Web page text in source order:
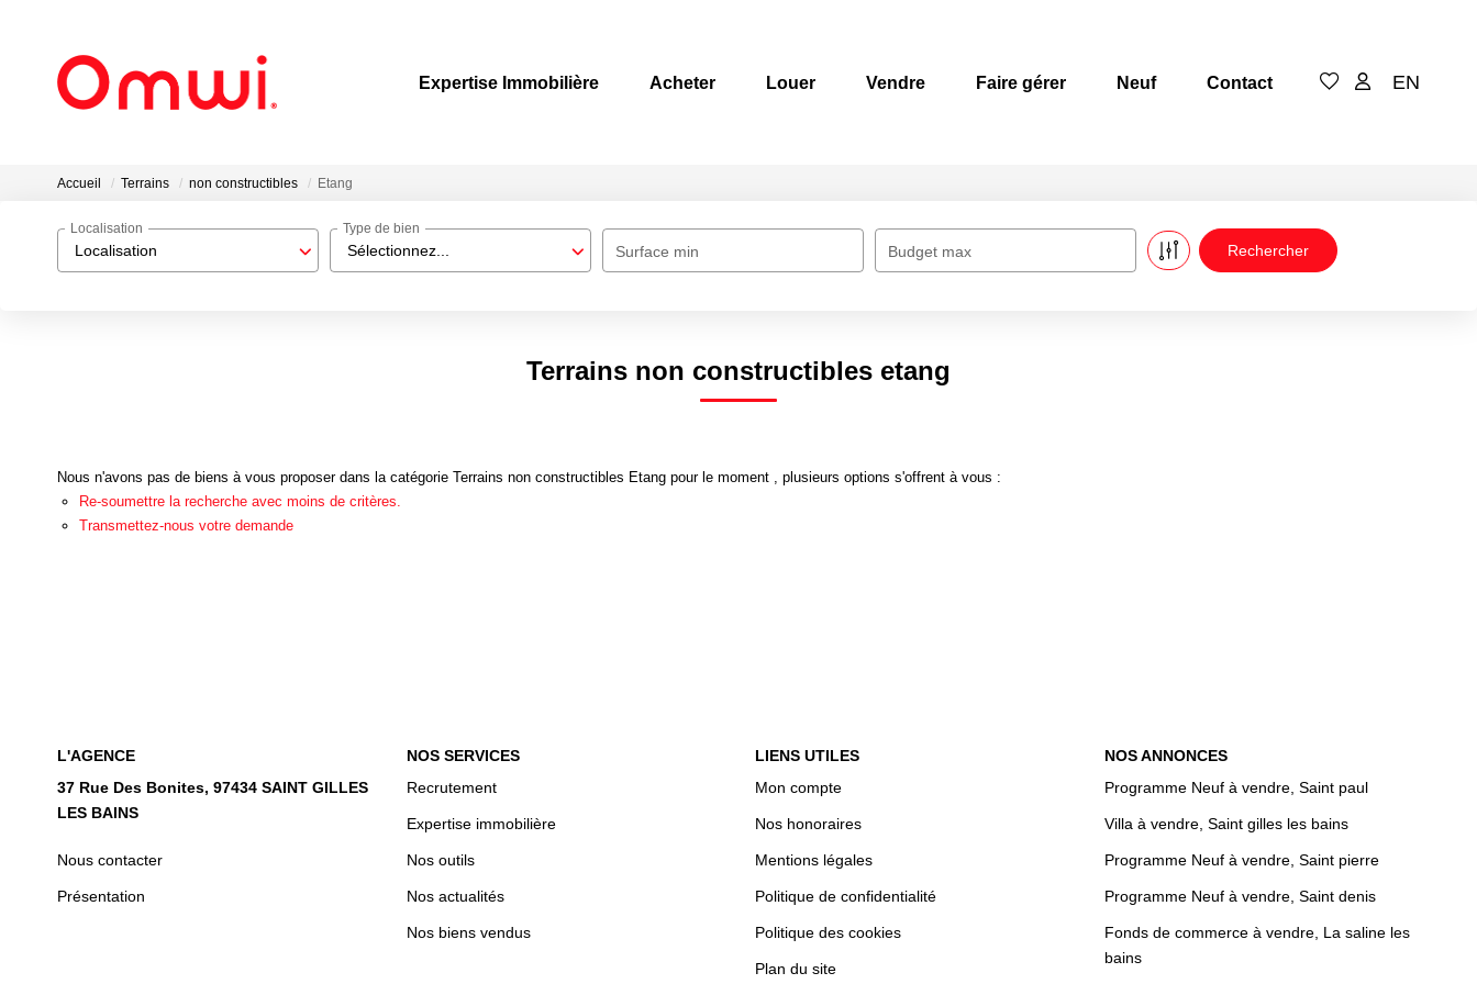
Expertise Immobilière Acheter Louer Vendre Faire gérer Neuf Contact EN
Accueil Terrains non constructibles Etang
Localisation
Localisation
Sélectionnez...
Type de bien
Surface min Budget max
Terrains non constructibles etang
Nous n'avons pas de biens à vous proposer dans la catégorie Terrains non constructibles Etang pour le moment , plusieurs options s'offrent à vous :
Re-soumettre la recherche avec moins de critères.
Transmettez-nous votre demande
L'AGENCE
37 Rue Des Bonites, 97434 SAINT GILLES
LES BAINS
Nous contacter
Présentation
NOS SERVICES
Recrutement
Expertise immobilière
Nos outils
Nos actualités
Nos biens vendus
LIENS UTILES
Mon compte
Nos honoraires
Mentions légales
Politique de confidentialité
Politique des cookies
Plan du site
NOS ANNONCES
Programme Neuf à vendre, Saint paul
Villa à vendre, Saint gilles les bains
Programme Neuf à vendre, Saint pierre
Programme Neuf à vendre, Saint denis
Fonds de commerce à vendre, La saline les
bains